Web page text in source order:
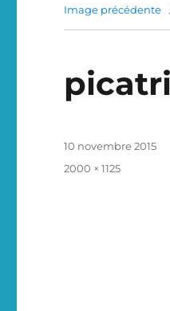
Image précédente
Publié
10 novembre 2015
Taille
2000 × 1125